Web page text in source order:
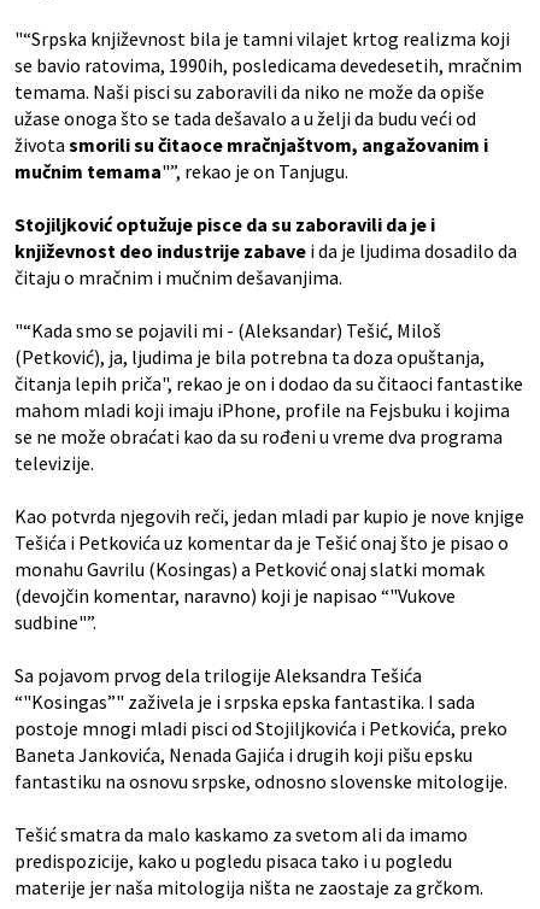
"“Srpska književnost bila je tamni vilajet krtog realizma koji
se bavio ratovima, 1990ih, posledicama devedesetih, mračnim
temama. Naši pisci su zaboravili da niko ne može da opiše
užase onoga što se tada dešavalo a u želji da budu veći od
života smorili su čitaoce mračnjaštvom, angažovanim i
mučnim temama"”, rekao je on Tanjugu.
Stojiljković optužuje pisce da su zaboravili da je i
književnost deo industrije zabave i da je ljudima dosadilo da
čitaju o mračnim i mučnim dešavanjima.
"“Kada smo se pojavili mi - (Aleksandar) Tešić, Miloš
(Petković), ja, ljudima je bila potrebna ta doza opuštanja,
čitanja lepih priča", rekao je on i dodao da su čitaoci fantastike
mahom mladi koji imaju iPhone, profile na Fejsbuku i kojima
se ne može obraćati kao da su rođeni u vreme dva programa
televizije.
Kao potvrda njegovih reči, jedan mladi par kupio je nove knjige
Tešića i Petkovića uz komentar da je Tešić onaj što je pisao o
monahu Gavrilu (Kosingas) a Petković onaj slatki momak
(devojčin komentar, naravno) koji je napisao “"Vukove
sudbine"”.
Sa pojavom prvog dela trilogije Aleksandra Tešića
“"Kosingas”" zaživela je i srpska epska fantastika. I sada
postoje mnogi mladi pisci od Stojiljkovića i Petkovića, preko
Baneta Jankovića, Nenada Gajića i drugih koji pišu epsku
fantastiku na osnovu srpske, odnosno slovenske mitologije.
Tešić smatra da malo kaskamo za svetom ali da imamo
predispozicije, kako u pogledu pisaca tako i u pogledu
materije jer naša mitologija ništa ne zaostaje za grčkom.